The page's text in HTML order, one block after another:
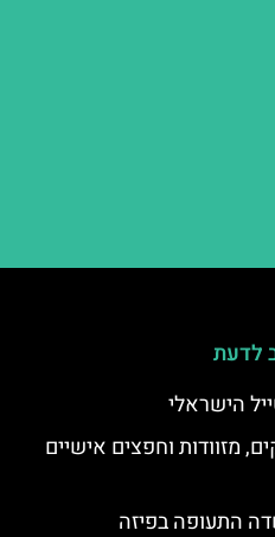
לדעת
הישראלי
מזוודות וחפצים אישיים
התעופה בפיזה